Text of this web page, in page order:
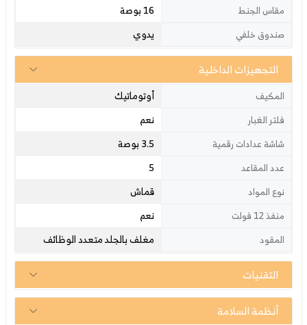
مقاس الجنط 16 بوصة
صندوق خلفي يدوي
التجهيزات الداخلية
المكيف أوتوماتيك
فلتر الغبار نعم
شاشة عدادات رقمية 3.5 بوصة
عدد المقاعد 5
نوع المواد قماش
منفذ 12 فولت نعم
المقود مغلف بالجلد متعدد الوظائف
التقنيات
أنظمة السلامة